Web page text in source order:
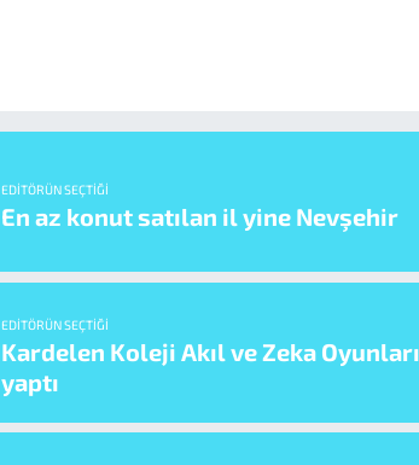
EDITÖRÜN SEÇTIĞI
En az konut satılan il yine Nevşehir
EDITÖRÜN SEÇTIĞI
Kardelen Koleji Akıl ve Zeka
yaptı